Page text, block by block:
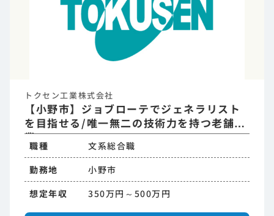
トクセン工業株式会社
【小野市】ジョブローテでジェネラリスト
を目指せる/唯一無二の技術力を持つ老舗企
業
職種
文系総合職
勤務地
小野市
想定年収
350万円～500万円